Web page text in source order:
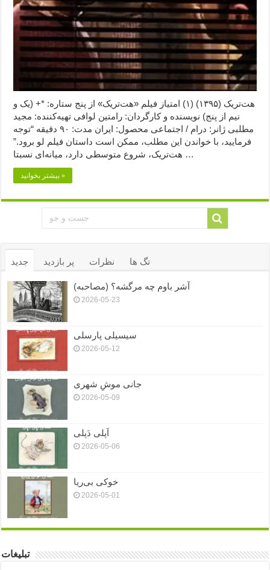
هت‌تریک (۱۳۹۵) (۱) امتیاز فیلم «هت‌تریک» از پنج ستاره: *+ (یک و
نیم از پنج) نویسنده و کارگردان: رامتین لوافی تهیه‌کننده: مجید
مطلبی ژانر: درام / اجتماعی محصول: ایران مدت: ۹۰ دقیقه “توجه
فرمایید،‌ با خواندن این مطلب، ممکن است داستان فیلم لو برود.”
هت‌تریک، شروع متوسطی دارد، میانه‌ای نسبتا …
بیشتر بخوانید »
جدید پر بازدید نظرات تگ ها
آشر باوم چه مرگشه؟ (مصاحبه)
2026-05-23
سیسیلی پارسلی
2026-05-12
جانی موشِ شهری
2026-05-09
اَپلی دَپلی
2026-05-06
خوکی بی‌ریا
2026-05-01
تبلیغات